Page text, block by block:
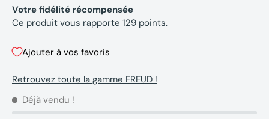
Votre fidélité récompensée
Ce produit vous rapporte 129 points.
Ajouter à vos favoris
Retrouvez toute la gamme FREUD !
Déjà vendu !